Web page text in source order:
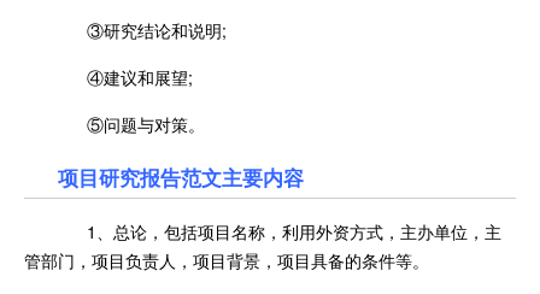
③研究结论和说明;
④建议和展望;
⑤问题与对策。
项目研究报告范文主要内容
1、总论，包括项目名称，利用外资方式，主办单位，主
管部门，项目负责人，项目背景，项目具备的条件等。